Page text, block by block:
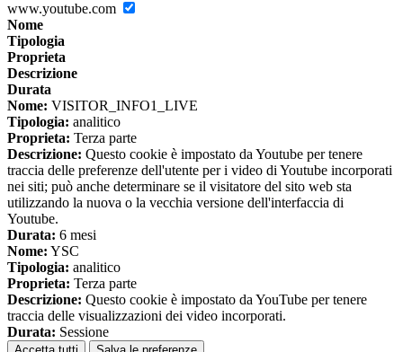
www.youtube.com
Nome
Tipologia
Proprieta
Descrizione
Durata
Nome: VISITOR_INFO1_LIVE
Tipologia: analitico
Proprieta: Terza parte
Descrizione: Questo cookie è impostato da Youtube per tenere
traccia delle preferenze dell'utente per i video di Youtube incorporati
nei siti; può anche determinare se il visitatore del sito web sta
utilizzando la nuova o la vecchia versione dell'interfaccia di
Youtube.
Durata: 6 mesi
Nome: YSC
Tipologia: analitico
Proprieta: Terza parte
Descrizione: Questo cookie è impostato da YouTube per tenere
traccia delle visualizzazioni dei video incorporati.
Durata: Sessione